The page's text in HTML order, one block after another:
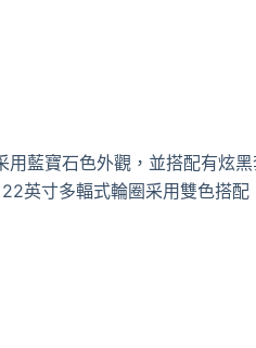
寶石色外觀，並搭配有炫黑
英寸多輻式輪圈采用雙色搭